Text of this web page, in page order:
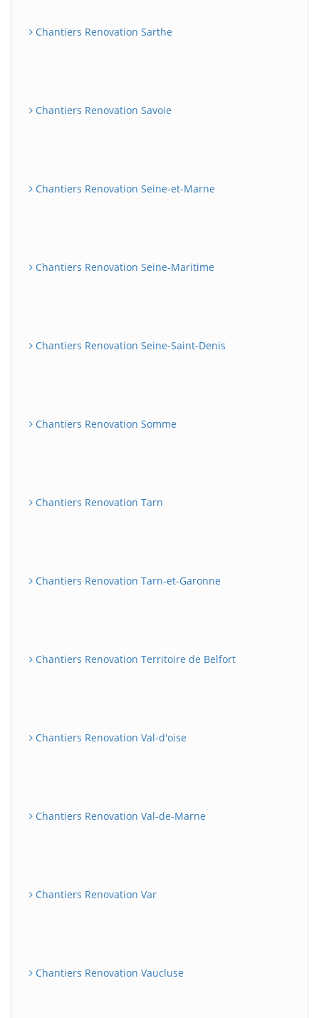
Chantiers Renovation Sarthe
Chantiers Renovation Savoie
Chantiers Renovation Seine-et-Marne
Chantiers Renovation Seine-Maritime
Chantiers Renovation Seine-Saint-Denis
Chantiers Renovation Somme
Chantiers Renovation Tarn
Chantiers Renovation Tarn-et-Garonne
Chantiers Renovation Territoire de Belfort
Chantiers Renovation Val-d'oise
Chantiers Renovation Val-de-Marne
Chantiers Renovation Var
Chantiers Renovation Vaucluse